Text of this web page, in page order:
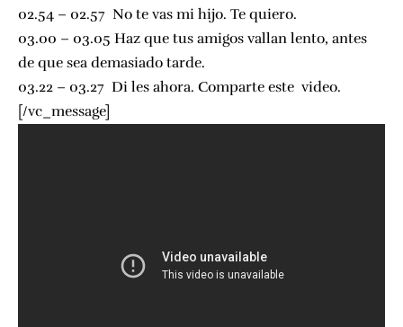
02.54 – 02.57 No te vas mi hijo. Te quiero.
03.00 – 03.05 Haz que tus amigos vallan lento, antes
de que sea demasiado tarde.
03.22 – 03.27 Di les ahora. Comparte este video.
[/vc_message]